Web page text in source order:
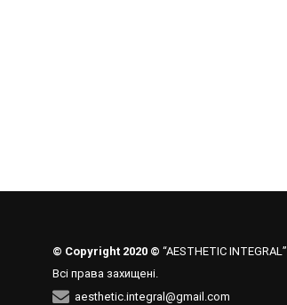
© Copyright 2020 © “AESTHETIC INTEGRAL”
Всі права захищені.
aesthetic.integral@gmail.com